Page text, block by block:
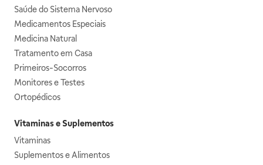
Saúde do Sistema Nervoso
Medicamentos Especiais
Medicina Natural
Tratamento em Casa
Primeiros-Socorros
Monitores e Testes
Ortopédicos
Vitaminas e Suplementos
Vitaminas
Suplementos e Alimentos